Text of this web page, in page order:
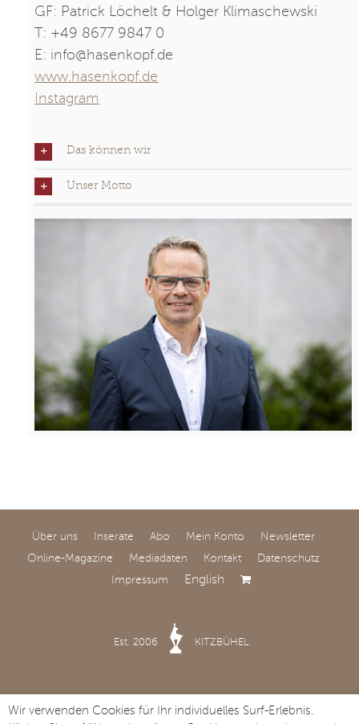
GF: Patrick Löchelt & Holger Klimaschewski
T: +49 8677 9847 0
E: info@hasenkopf.de
www.hasenkopf.de
Instagram
Das können wir
Unser Motto
Über uns Inserate Abo Mein Konto
Newsletter
Online-Magazine
Mediadaten Kontakt
Datenschutz
Impressum
English
Est. 2006 KITZBÜHEL
Wir verwenden Cookies für Ihr individuelles Surf-Erlebnis.